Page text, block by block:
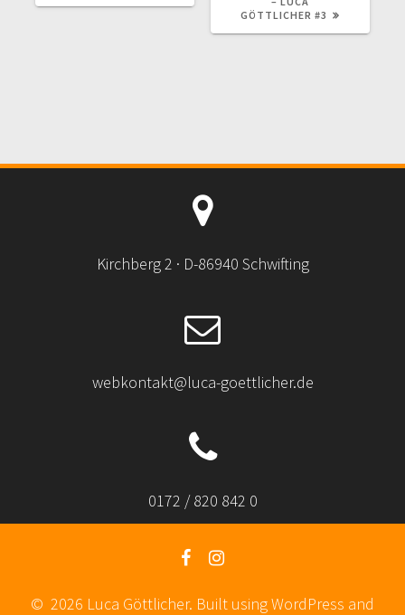
GÖTTLICHER #3
Kirchberg 2 · D-86940 Schwifting
webkontakt@luca-goettlicher.de
0172 / 820 842 0
© 2026 Luca Göttlicher. Built using WordPress and